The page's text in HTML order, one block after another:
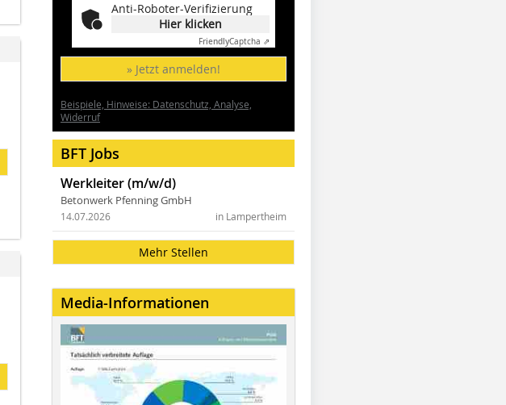
Anti-Roboter-Verifizierung
Hier klicken
FriendlyCaptcha ⇗
» Jetzt anmelden!
Beispiele, Hinweise: Datenschutz, Analyse,
Widerruf
BFT Jobs
Werkleiter (m/w/d)
Betonwerk Pfenning GmbH
in Lampertheim
14.07.2026
Mehr Stellen
Media-Informationen